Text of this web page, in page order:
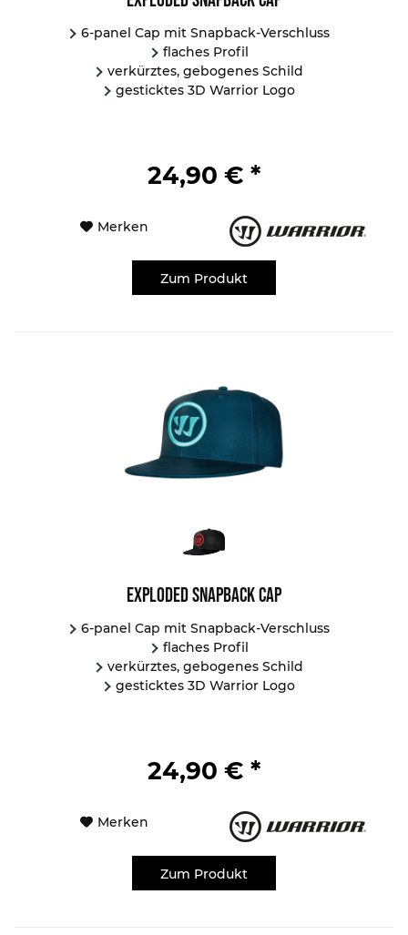
6-panel Cap mit Snapback-Verschluss
flaches Profil
verkürztes, gebogenes Schild
gesticktes 3D Warrior Logo
24,90 € *
Merken
Zum Produkt
Exploded Snapback Cap
6-panel Cap mit Snapback-Verschluss
flaches Profil
verkürztes, gebogenes Schild
gesticktes 3D Warrior Logo
24,90 € *
Merken
Zum Produkt